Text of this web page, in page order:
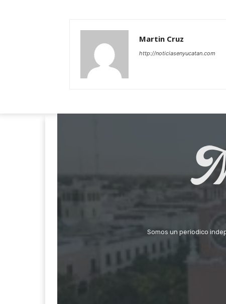
Martin Cruz
http://noticiasenyucatan.com
Somos un periodico